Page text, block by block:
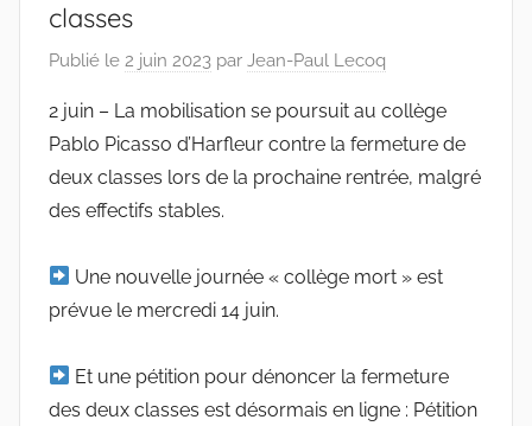
classes
Publié le 2 juin 2023 par Jean-Paul Lecoq
2 juin – La mobilisation se poursuit au collège
Pablo Picasso d’Harfleur contre la fermeture de
deux classes lors de la prochaine rentrée, malgré
des effectifs stables.
Une nouvelle journée « collège mort » est
prévue le mercredi 14 juin.
Et une pétition pour dénoncer la fermeture
des deux classes est désormais en ligne : Pétition